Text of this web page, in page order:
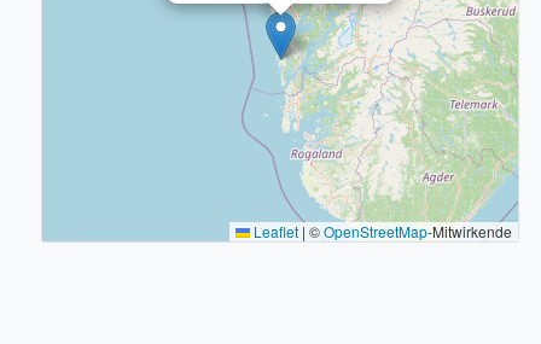
Leaflet | ©OpenStreetMap-Mitwirkende